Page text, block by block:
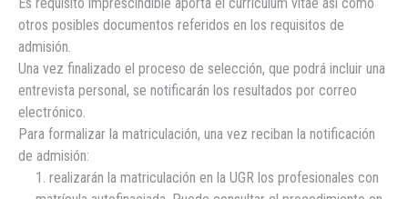
otros posibles documentos referidos en los requisitos de
admisión.
Una vez finalizado el proceso de selección, que podrá incluir una
entrevista personal, se notificarán los resultados por correo
electrónico.
Para formalizar la matriculación, una vez reciban la notificación
de admisión:
1. realizarán la matriculación en la UGR los profesionales con